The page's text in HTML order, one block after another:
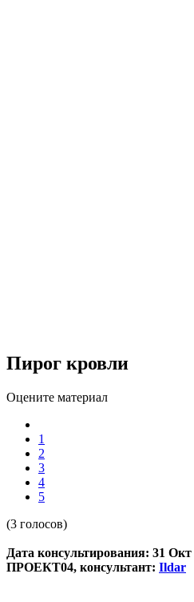
Пирог кровли
Оцените материал
1
2
3
4
5
(3 голосов)
Дата консультирования: 31 Окт
ПРОЕКТ04, консультант: Ildar